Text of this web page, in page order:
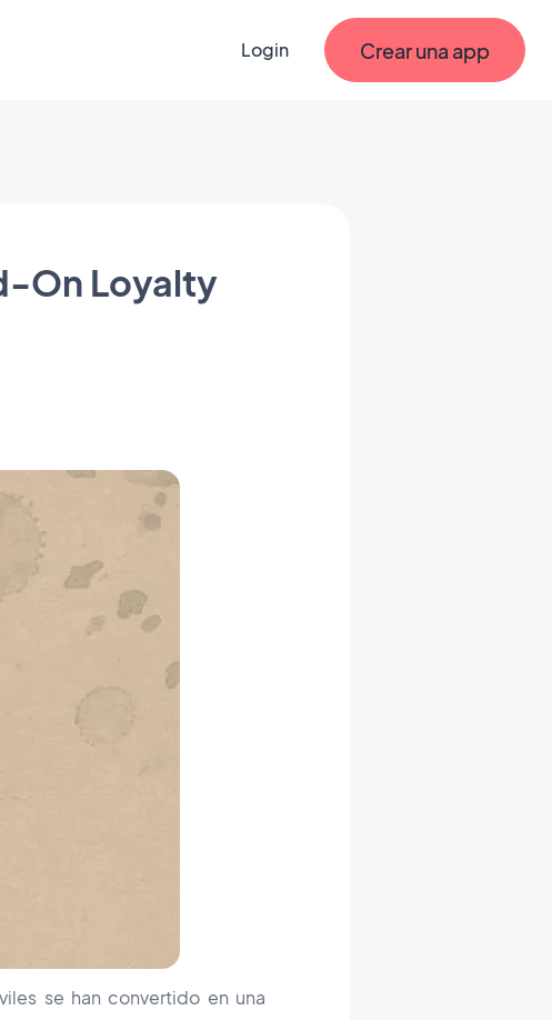
Login Crear una app
On Loyalty
se han convertido en una